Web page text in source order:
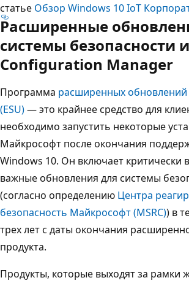
статье Обзор Windows 10 IoT
Расширенные
системы безопасности и
Configuration Manager
Программа расширенных обновлений
(ESU)— это крайнее средство для
необходимо запустить некоторые
Майкрософт после окончания
Windows 10. Он включает критически
важные обновления для системы
(согласно определению Центра
безопасность Майкрософт (MSRC)) в
трех лет с даты окончания
продукта.
Продукты, которые выходят за рамки